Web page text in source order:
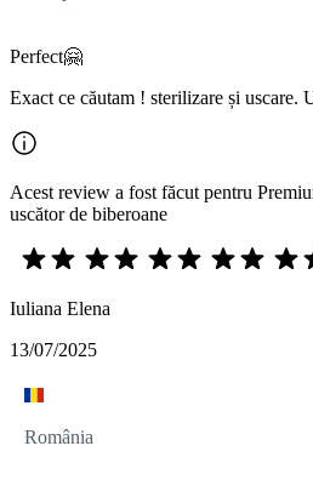
Perfect🤗
Exact ce căutam ! sterilizare și uscare.
Acest review a fost făcut pentru
uscător de biberoane
Iuliana Elena
13/07/2025
România